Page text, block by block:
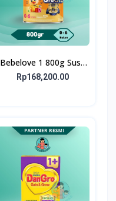
Bebelove 1 800g Susu
Formula Bayi Usia 0-6
Rp168,200.00